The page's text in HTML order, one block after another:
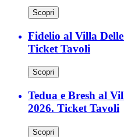
Scopri
Fidelio al Villa
Ticket Tavoli
Scopri
Tedua e Bresh al
2026. Ticket Tavoli
Scopri